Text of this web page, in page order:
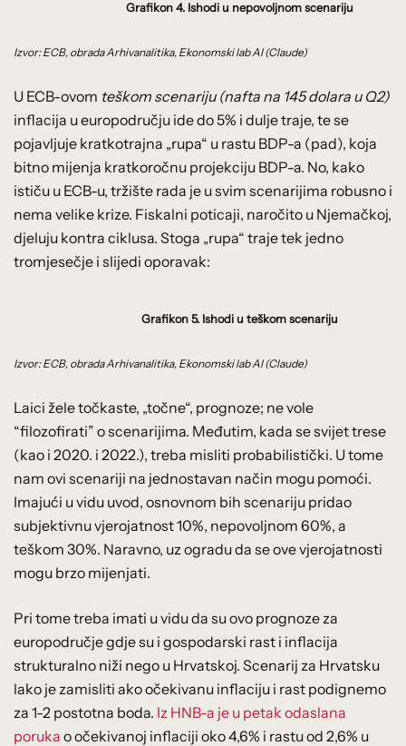
Grafikon 4. Ishodi u nepovoljnom scenariju
Izvor: ECB, obrada Arhivanalitika, Ekonomski lab AI (Claude)
U ECB-ovom teškom scenariju (nafta na 145 dolara u Q2)
inflacija u europodručju ide do 5% i dulje traje, te se
pojavljuje kratkotrajna „rupa“ u rastu BDP-a (pad), koja
bitno mijenja kratkoročnu projekciju BDP-a. No, kako
ističu u ECB-u, tržište rada je u svim scenarijima robusno i
nema velike krize. Fiskalni poticaji, naročito u Njemačkoj,
djeluju kontra ciklusa. Stoga „rupa“ traje tek jedno
tromjesečje i slijedi oporavak:
Grafikon 5. Ishodi u teškom scenariju
Izvor: ECB, obrada Arhivanalitika, Ekonomski lab AI (Claude)
Laici žele točkaste, „točne“, prognoze; ne vole
“filozofirati” o scenarijima. Međutim, kada se svijet trese
(kao i 2020. i 2022.), treba misliti probabilistički. U tome
nam ovi scenariji na jednostavan način mogu pomoći.
Imajući u vidu uvod, osnovnom bih scenariju pridao
subjektivnu vjerojatnost 10%, nepovoljnom 60%, a
teškom 30%. Naravno, uz ogradu da se ove vjerojatnosti
mogu brzo mijenjati.
Pri tome treba imati u vidu da su ovo prognoze za
europodručje gdje su i gospodarski rast i inflacija
strukturalno niži nego u Hrvatskoj. Scenarij za Hrvatsku
lako je zamisliti ako očekivanu inflaciju i rast podignemo
za 1-2 postotna boda. Iz HNB-a je u petak odaslana
poruka o očekivanoj inflaciji oko 4,6% i rastu od 2,6% u